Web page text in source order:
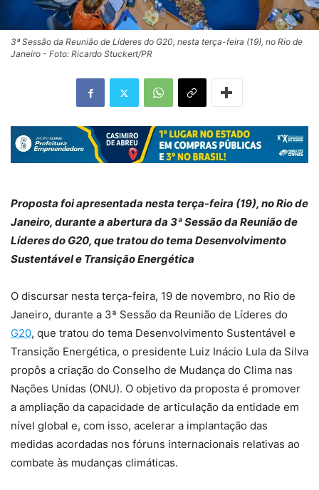
3ª Sessão da Reunião de Líderes do G20, nesta terça-feira (19), no Rio de
Janeiro - Foto: Ricardo Stuckert/PR
Proposta foi apresentada nesta terça-feira (19), no Rio de
Janeiro, durante a abertura da 3ª Sessão da Reunião de
Líderes do G20, que tratou do tema Desenvolvimento
Sustentável e Transição Energética
O discursar nesta terça-feira, 19 de novembro, no Rio de
Janeiro, durante a 3ª Sessão da Reunião de Líderes do
G20, que tratou do tema Desenvolvimento Sustentável e
Transição Energética, o presidente Luiz Inácio Lula da Silva
propôs a criação do Conselho de Mudança do Clima nas
Nações Unidas (ONU). O objetivo da proposta é promover
a ampliação da capacidade de articulação da entidade em
nível global e, com isso, acelerar a implantação das
medidas acordadas nos fóruns internacionais relativas ao
combate às mudanças climáticas.